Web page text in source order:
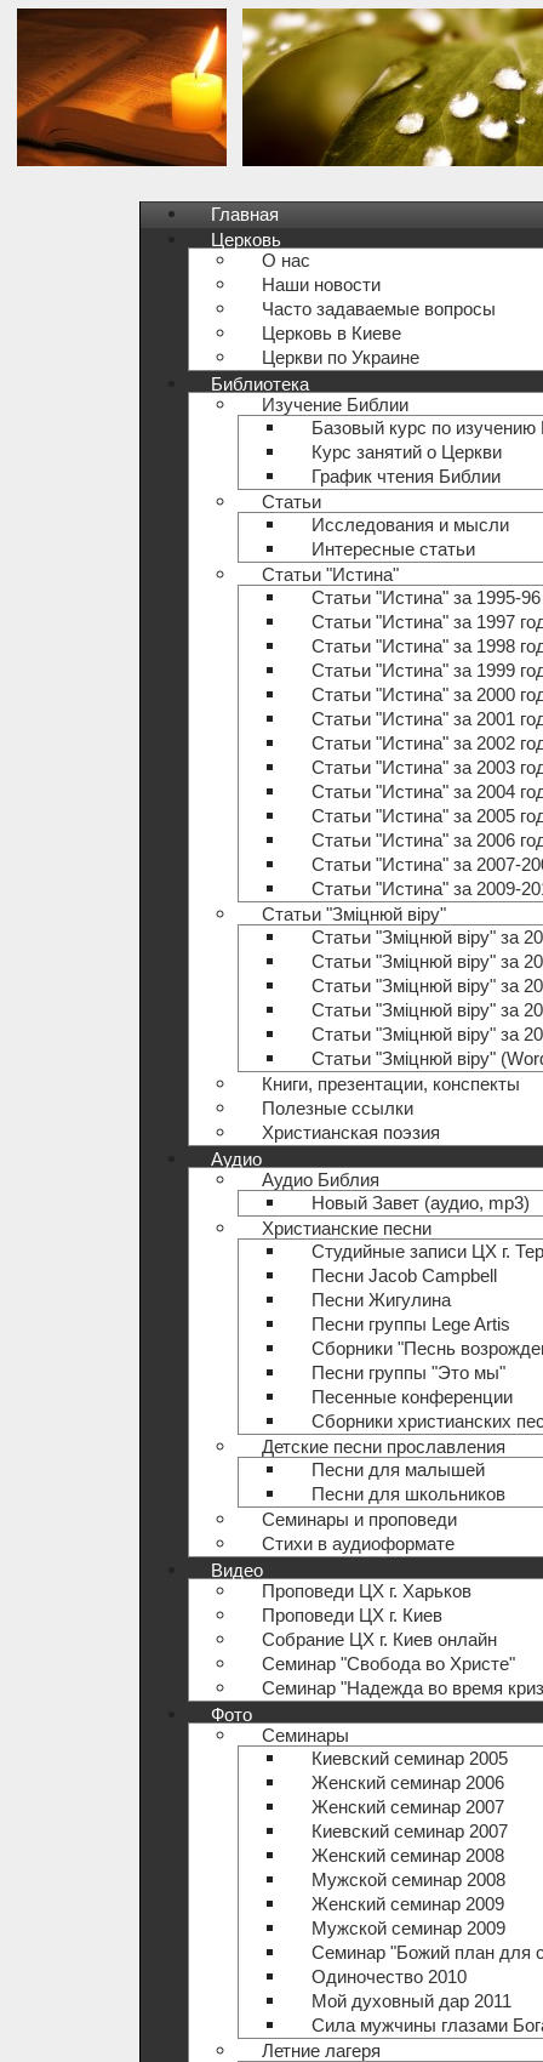
Главная
Церковь
О нас
Наши новости
Часто задаваемые вопросы
Церковь в Киеве
Церкви по Украине
Библиотека
Изучение Библии
Базовый курс по изучению
Курс занятий о Церкви
График чтения Библии
Статьи
Исследования и мысли
Интересные статьи
Статьи "Истина"
Статьи "Истина" за 1995-
Статьи "Истина" за 1997
Статьи "Истина" за 1998
Статьи "Истина" за 1999
Статьи "Истина" за 2000
Статьи "Истина" за 2001
Статьи "Истина" за 2002
Статьи "Истина" за 2003
Статьи "Истина" за 2004
Статьи "Истина" за 2005
Статьи "Истина" за 2006
Статьи "Истина" за 2007-
Статьи "Истина" за 2009-
Статьи "Зміцнюй віру"
Статьи "Зміцнюй віру" за
Статьи "Зміцнюй віру" за
Статьи "Зміцнюй віру" за
Статьи "Зміцнюй віру" за
Статьи "Зміцнюй віру" за
Статьи "Зміцнюй віру"
Книги, презентации, конспекты
Полезные ccылки
Христианская поэзия
Аудио
Аудио Библия
Новый Завет (аудио, mp3)
Христианские песни
Студийные записи ЦХ г.
Песни Jacob Campbell
Песни Жигулина
Песни группы Lege Artis
Сборники "Песнь
Песни группы "Это мы"
Песенные конференции
Сборники христианских
Детские песни прославления
Песни для малышей
Песни для школьников
Семинары и проповеди
Стихи в аудиоформате
Видео
Проповеди ЦХ г. Харьков
Проповеди ЦХ г. Киев
Собрание ЦХ г. Киев онлайн
Семинар "Свобода во Христе"
Семинар "Надежда во время
Фото
Семинары
Киевский семинар 2005
Женский семинар 2006
Женский семинар 2007
Киевский семинар 2007
Женский семинар 2008
Мужской семинар 2008
Женский семинар 2009
Мужской семинар 2009
Семинар "Божий план для
Одиночество 2010
Мой духовный дар 2011
Сила мужчины глазами
Летние лагеря